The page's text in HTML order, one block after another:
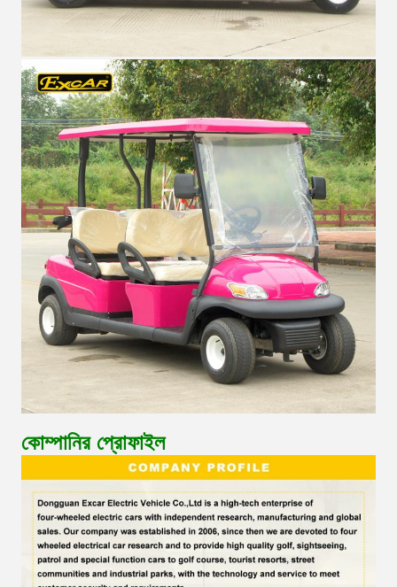
কোম্পানির প্রোফাইল